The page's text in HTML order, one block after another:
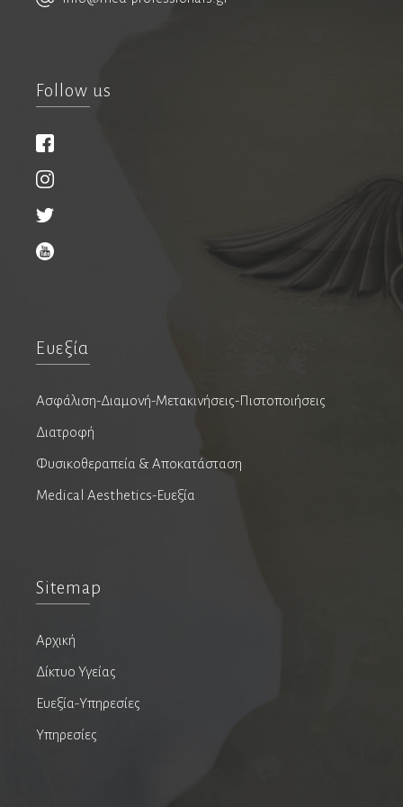
Νευροψυχολόγοι
Νοσοκομεία & Κλινικές
Ενδοδοντολόγοι
Ορθοδοντικοί
Παιδοοδοντίατροι
Περιοδοντολόγοι
Αθλητικές κακώσεις
Αρθροπλαστική χειρουργική
Παιδοορθοπαιδικοί
Χειρουργική ώμου
Χειρουργοί Ισχίου Γόνατος
Χειρουργοί σπονδυλικής στήλης
Follow us
Ευεξία
Ασφάλιση-Διαμονή-Μετακινήσεις-Πιστοποιήσεις
Διατροφή
Φυσικοθεραπεία & Αποκατάσταση
Medical Aesthetics-Ευεξία
Sitemap
Αρχική
Δίκτυο Υγείας
Ευεξία-Υπηρεσίες
Υπηρεσίες